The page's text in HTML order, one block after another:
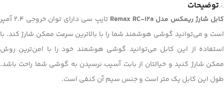
توضیحات
کابل شارژ ریمکس مدل Remax RC-12a
تایپ سی دارای توان خروجی 2.4 آمپر
است و می‌توانید گوشی هوشمند شما را با بالاترین سرعت ممکن شارژ کند. با
استفاده از این کابل می‌توانید گوشی هوشمند خود را با امن‌ترین روش
ممکن شارژ کنید و خیالتان از بابت آسیب نرسیدن به گوشی شما راحت باشد.
طول این کابل یک متر است و جنس سیم آن کنفی است.